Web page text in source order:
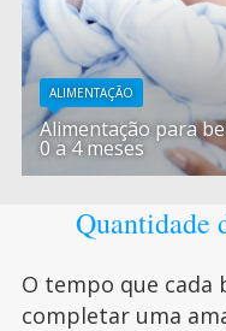
ALIMENTAÇÃO
Alimentação para
0 a 4 meses
Quantidade
O tempo que cada
completar uma